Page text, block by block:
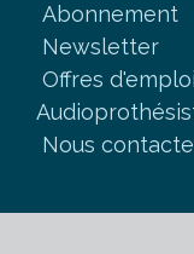
Abonnement
Newsletter
Offres d'emploi
Nous